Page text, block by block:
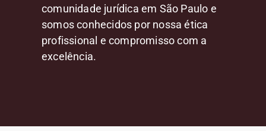
comunidade jurídica em São Paulo e
somos conhecidos por nossa ética
profissional e compromisso com a
excelência.